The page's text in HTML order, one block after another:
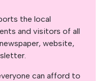
the local
and visitors of all
website,
can afford to